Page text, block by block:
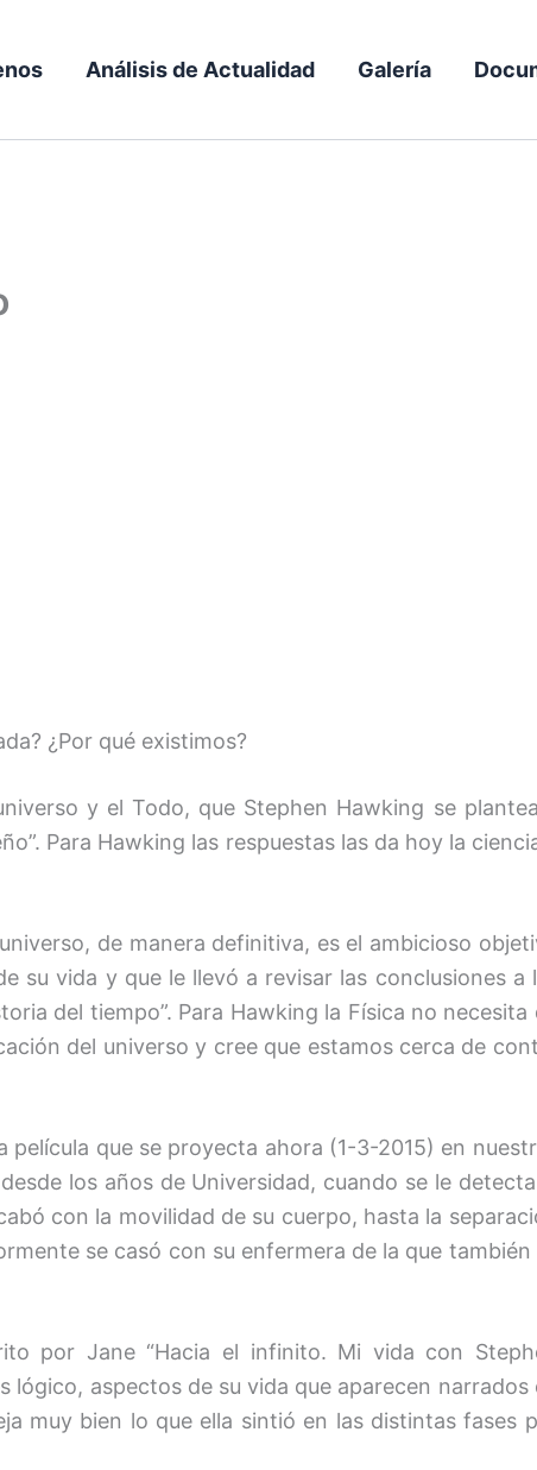
Análisis de Actualidad Galería
¿Por qué existimos?
y el Todo, que Stephen Hawking se
Para Hawking las respuestas las da hoy la
de manera definitiva, es el ambicioso
su vida y que le llevó a revisar las conclusiones a
del tiempo”. Para Hawking la Física no necesita
del universo y cree que estamos cerca de
película que se proyecta ahora (1-3-2015) en
los años de Universidad, cuando se le
con la movilidad de su cuerpo, hasta la
se casó con su enfermera de la que también
por Jane “Hacia el infinito. Mi vida con
lógico, aspectos de su vida que aparecen narrados
muy bien lo que ella sintió en las distintas fases